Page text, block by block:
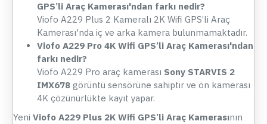
GPS’li Araç Kamerası'ndan farkı nedir?
Viofo A229 Plus 2 Kameralı 2K Wifi GPS’li Araç
Kamerası'nda iç ve arka kamera bulunmamaktadır.
Viofo A229 Pro 4K Wifi GPS’li Araç Kamerası'ndan
farkı nedir?
Viofo A229 Pro araç kamerası Sony STARVIS 2
IMX678 görüntü sensörüne sahiptir ve ön kamerası
4K çözünürlükte kayıt yapar.
Yeni Viofo A229 Plus 2K Wifi GPS’li Araç Kamerasının